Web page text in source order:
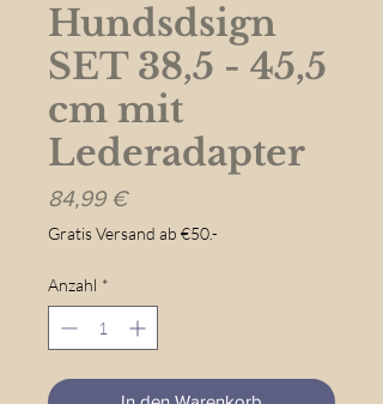
Hundsdsign
SET 38,5 - 45,5
cm mit
Lederadapter
84,99 €Preis
Gratis Versand ab €50.-
Anzahl *